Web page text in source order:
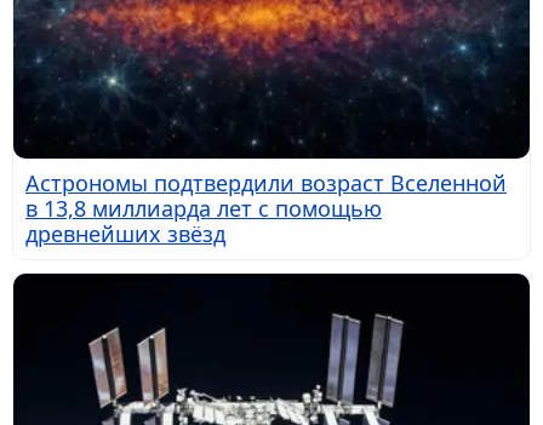
Астрономы подтвердили возраст Вселенной
в 13,8 миллиарда лет с помощью
древнейших звёзд